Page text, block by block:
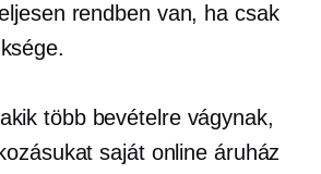
rendben van, ha csak
több bevételre vágynak,
saját online áruház